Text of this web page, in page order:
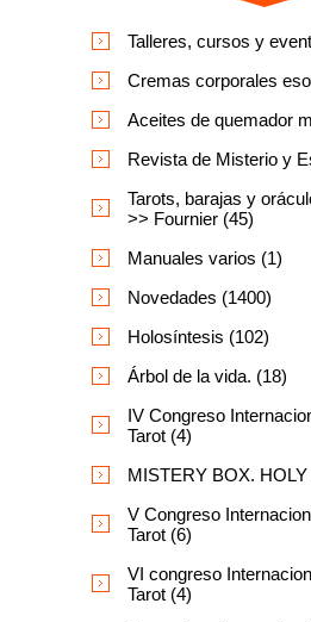
Talleres, cursos y
Cremas corporales
Aceites de quemador
Revista de Misterio y
Tarots, barajas y
>> Fournier (45)
Manuales varios (1)
Novedades (1400)
Holosíntesis (102)
Árbol de la vida. (18)
IV Congreso
Tarot (4)
MISTERY BOX.
V Congreso
Tarot (6)
VI congreso
Tarot (4)